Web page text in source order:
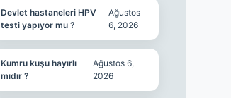
Devlet hastaneleri HPV
testi yapıyor mu ?
Ağustos
6, 2026
Kumru kuşu hayırlı
mıdır ?
Ağustos 6,
2026